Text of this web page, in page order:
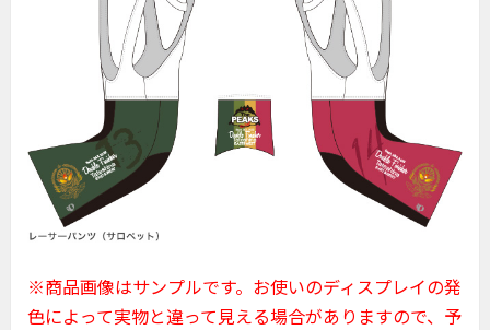
※商品画像はサンプルです。お使いのディスプレイの発
色によって実物と違って見える場合がありますので、予